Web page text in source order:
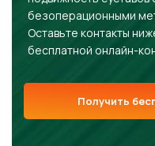
безоперационными
Оставьте контакты
бесплатной онлайн-
Получить